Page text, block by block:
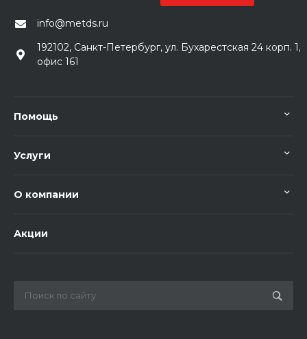
info@metds.ru
192102, Санкт-Петербург, ул. Бухарестская 24 корп. 1,
офис 161
Помощь
Услуги
О компании
Акции